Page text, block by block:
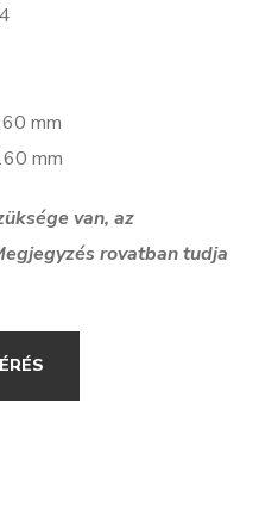
mm
mm
van, az
rovatban tudja